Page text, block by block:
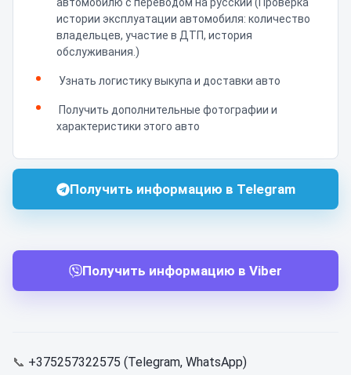
истории эксплуатации автомобиля: количество
владельцев, участие в ДТП, история
обслуживания.)
Узнать логистику выкупа и доставки авто
Получить дополнительные фотографии и
характеристики этого авто
Получить информацию в Telegram
Получить информацию в Viber
📞 +375257322575 (Telegram, WhatsApp)